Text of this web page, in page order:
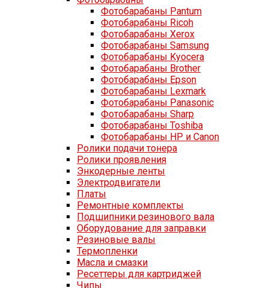
Фотобарабаны Pantum
Фотобарабаны Ricoh
Фотобарабаны Xerox
Фотобарабаны Samsung
Фотобарабаны Kyocera
Фотобарабаны Brother
Фотобарабаны Epson
Фотобарабаны Lexmark
Фотобарабаны Panasonic
Фотобарабаны Sharp
Фотобарабаны Toshiba
Фотобарабаны HP и Canon
Ролики подачи тонера
Ролики проявления
Энкодерные ленты
Электродвигатели
Платы
Ремонтные комплекты
Подшипники резинового вала
Оборудование для заправки
Резиновые валы
Термопленки
Масла и смазки
Ресеттеры для картриджей
Чипы